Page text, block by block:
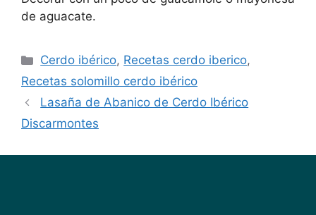
de aguacate.
Cerdo ibérico, Recetas cerdo iberico,
Recetas solomillo cerdo ibérico
Lasaña de Abanico de Cerdo Ibérico
Discarmontes